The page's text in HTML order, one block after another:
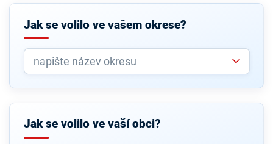
Jak se volilo ve vašem okrese?
Jak se volilo ve vaší obci?